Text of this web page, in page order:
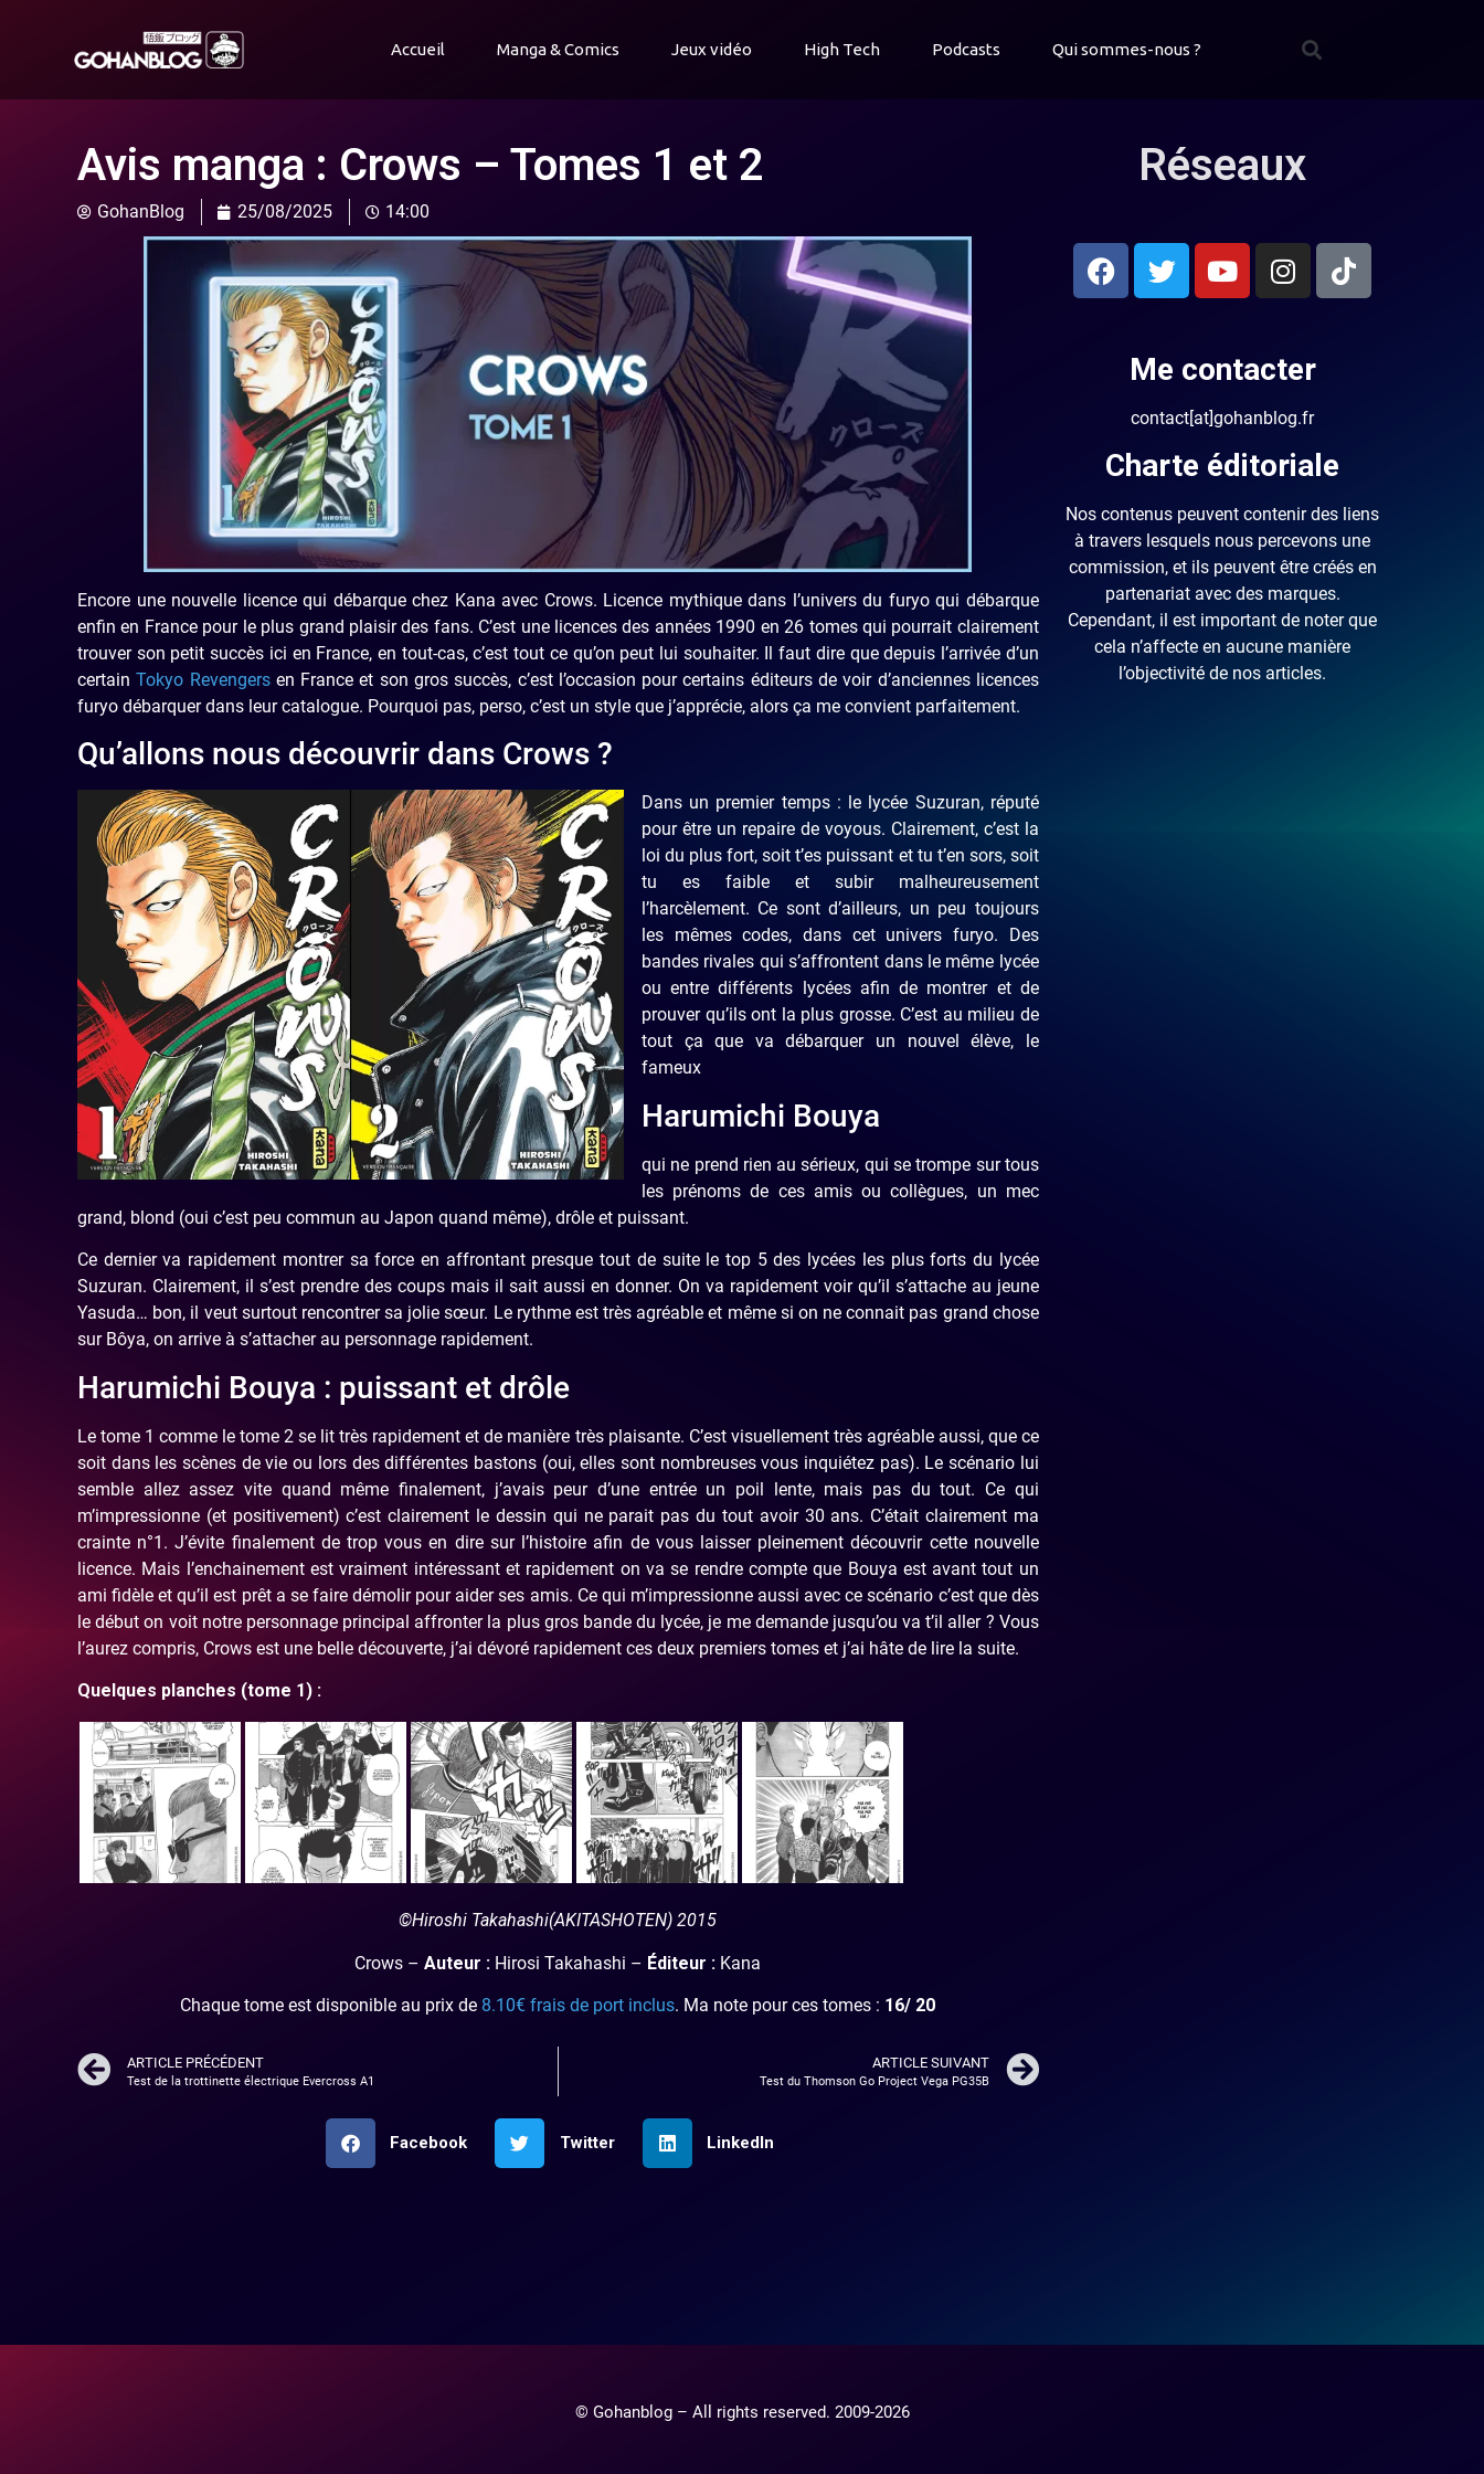
Accueil Manga & Comics Jeux vidéo High Tech Podcasts Qui sommes-nous ?
Avis manga : Crows – Tomes 1 et 2
GohanBlog 25/08/2025 14:00
Encore une nouvelle licence qui débarque chez Kana avec Crows. Licence mythique dans l’univers du furyo qui débarque
enfin en France pour le plus grand plaisir des fans. C’est une licences des années 1990 en 26 tomes qui pourrait clairement
trouver son petit succès ici en France, en tout-cas, c’est tout ce qu’on peut lui souhaiter. Il faut dire que depuis l’arrivée d’un
certainTokyo Revengersen France et son gros succès, c’est l’occasion pour certains éditeurs de voir d’anciennes licences
furyo débarquer dans leur catalogue. Pourquoi pas, perso, c’est un style que j’apprécie, alors ça me convient parfaitement.
Qu’allons nous découvrir dans Crows ?
Dans un premier temps : le lycée Suzuran, réputé
pour être un repaire de voyous. Clairement, c’est la
loi du plus fort, soit t’es puissant et tu t’en sors, soit
tu es faible et subir malheureusement
l’harcèlement. Ce sont d’ailleurs, un peu toujours
les mêmes codes, dans cet univers furyo. Des
bandes rivales qui s’affrontent dans le même lycée
ou entre différents lycées afin de montrer et de
prouver qu’ils ont la plus grosse. C’est au milieu de
tout ça que va débarquer un nouvel élève, le
fameux
Harumichi Bouya
qui ne prend rien au sérieux, qui se trompe sur tous
les prénoms de ces amis ou collègues, un mec
grand, blond (oui c’est peu commun au Japon quand même), drôle et puissant.
Ce dernier va rapidement montrer sa force en affrontant presque tout de suite le top 5 des lycées les plus forts du lycée
Suzuran. Clairement, il s’est prendre des coups mais il sait aussi en donner. On va rapidement voir qu’il s’attache au jeune
Yasuda… bon, il veut surtout rencontrer sa jolie sœur. Le rythme est très agréable et même si on ne connait pas grand chose
sur Bôya, on arrive à s’attacher au personnage rapidement.
Harumichi Bouya : puissant et drôle
Le tome 1 comme le tome 2 se lit très rapidement et de manière très plaisante. C’est visuellement très agréable aussi, que ce
soit dans les scènes de vie ou lors des différentes bastons (oui, elles sont nombreuses vous inquiétez pas). Le scénario lui
semble allez assez vite quand même finalement, j’avais peur d’une entrée un poil lente, mais pas du tout. Ce qui
m’impressionne (et positivement) c’est clairement le dessin qui ne parait pas du tout avoir 30 ans. C’était clairement ma
crainte n°1. J’évite finalement de trop vous en dire sur l’histoire afin de vous laisser pleinement découvrir cette nouvelle
licence. Mais l’enchainement est vraiment intéressant et rapidement on va se rendre compte que Bouya est avant tout un
ami fidèle et qu’il est prêt a se faire démolir pour aider ses amis. Ce qui m’impressionne aussi avec ce scénario c’est que dès
le début on voit notre personnage principal affronter la plus gros bande du lycée, je me demande jusqu’ou va t’il aller ? Vous
l’aurez compris, Crows est une belle découverte, j’ai dévoré rapidement ces deux premiers tomes et j’ai hâte de lire la suite.
Quelques planches (tome 1) :
©Hiroshi Takahashi(AKITASHOTEN) 2015
Crows – Auteur : Hirosi Takahashi – Éditeur : Kana
Chaque tome est disponible au prix de 8.10€ frais de port inclus. Ma note pour ces tomes : 16/ 20
ARTICLE PRÉCÉDENT
Test de la trottinette électrique Evercross A1
ARTICLE SUIVANT
Test du Thomson Go Project Vega PG35B
Facebook Twitter LinkedIn
Réseaux
Me contacter
contact[at]gohanblog.fr
Charte éditoriale
Nos contenus peuvent contenir des liens
à travers lesquels nous percevons une
commission, et ils peuvent être créés en
partenariat avec des marques.
Cependant, il est important de noter que
cela n’affecte en aucune manière
l’objectivité de nos articles.
© Gohanblog – All rights reserved. 2009-2026